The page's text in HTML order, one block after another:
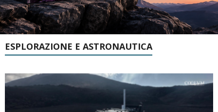
ESPLORAZIONE E ASTRONAUTICA